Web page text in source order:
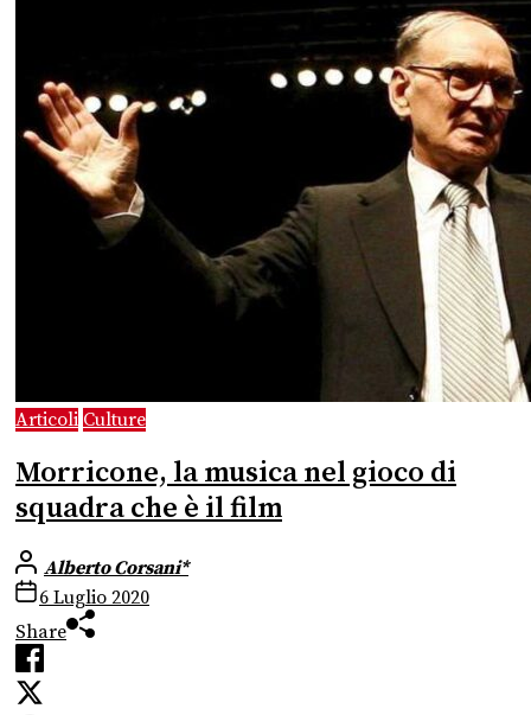
Articoli Culture
Morricone, la musica nel gioco di
squadra che è il film
Alberto Corsani*
6 Luglio 2020
Share